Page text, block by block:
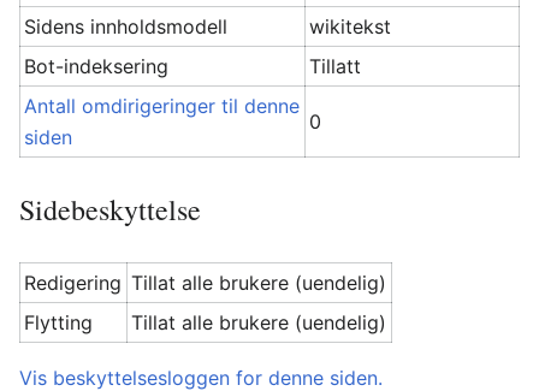
Sidens innholdsmodell
wikitekst
Bot-indeksering
Tillatt
Antall omdirigeringer til denne
siden
0
Sidebeskyttelse
Redigering Tillat alle brukere (uendelig)
Flytting
Tillat alle brukere (uendelig)
Vis beskyttelsesloggen for denne siden.